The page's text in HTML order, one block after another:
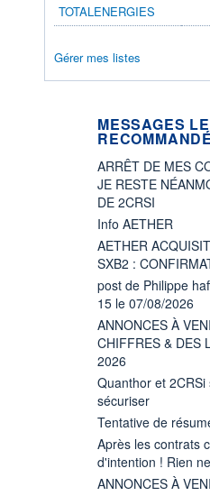
TOTALENERGIES
Gérer mes listes
MESSAGES
ARRÊT DE MES
JE RESTE
DE 2CRSI
Info AETHER
AETHER
SXB2 :
post de Philippe
15 le 07/08/2026
ANNONCES À
CHIFFRES & DES
2026
Quanthor et 2CRSi
sécuriser
Tentative de
Après les contrats
d'intention ! Rien
ANNONCES À